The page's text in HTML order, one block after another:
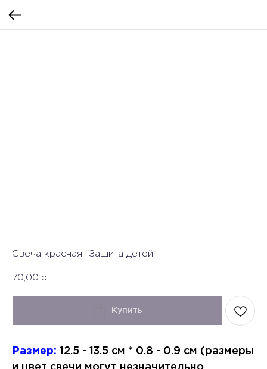
Свеча красная “Защита детей”
70,00 р.
Купить
Размер: 12.5 - 13.5 см * 0.8 - 0.9 см (размеры